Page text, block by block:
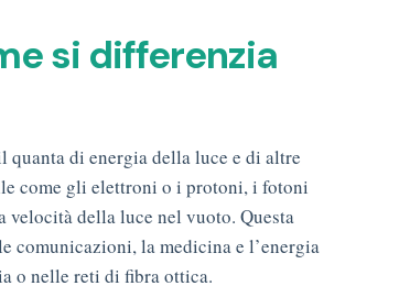
si differenzia
quanta di energia della luce e di altre
come gli elettroni o i protoni, i fotoni
velocità della luce nel vuoto. Questa
comunicazioni, la medicina e l’energia
o nelle reti di fibra ottica.